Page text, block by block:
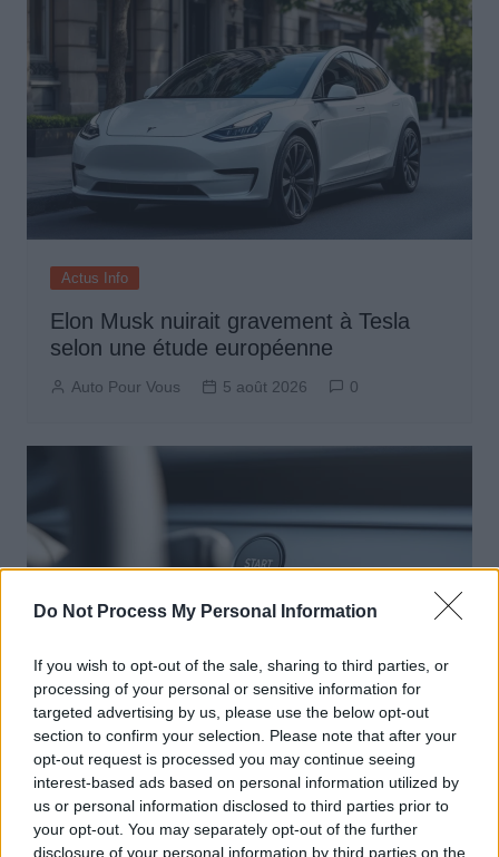
Do Not Process My Personal Information
If you wish to opt-out of the sale, sharing to third parties, or
processing of your personal or sensitive information for
targeted advertising by us, please use the below opt-out
section to confirm your selection. Please note that after your
opt-out request is processed you may continue seeing
interest-based ads based on personal information utilized by
us or personal information disclosed to third parties prior to
your opt-out. You may separately opt-out of the further
disclosure of your personal information by third parties on the
Actus Info
Elon Musk nuirait gravement à Tesla
selon une étude européenne
Auto Pour Vous 5 août 2026 0
Actus Info
Pourquoi le bouton start/stop disparaît
des voitures électriques
Auto Pour Vous 5 août 2026 0